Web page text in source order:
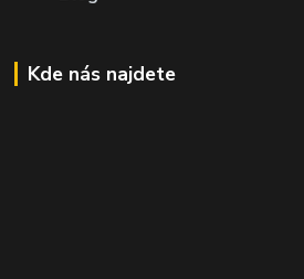
Kde nás najdete